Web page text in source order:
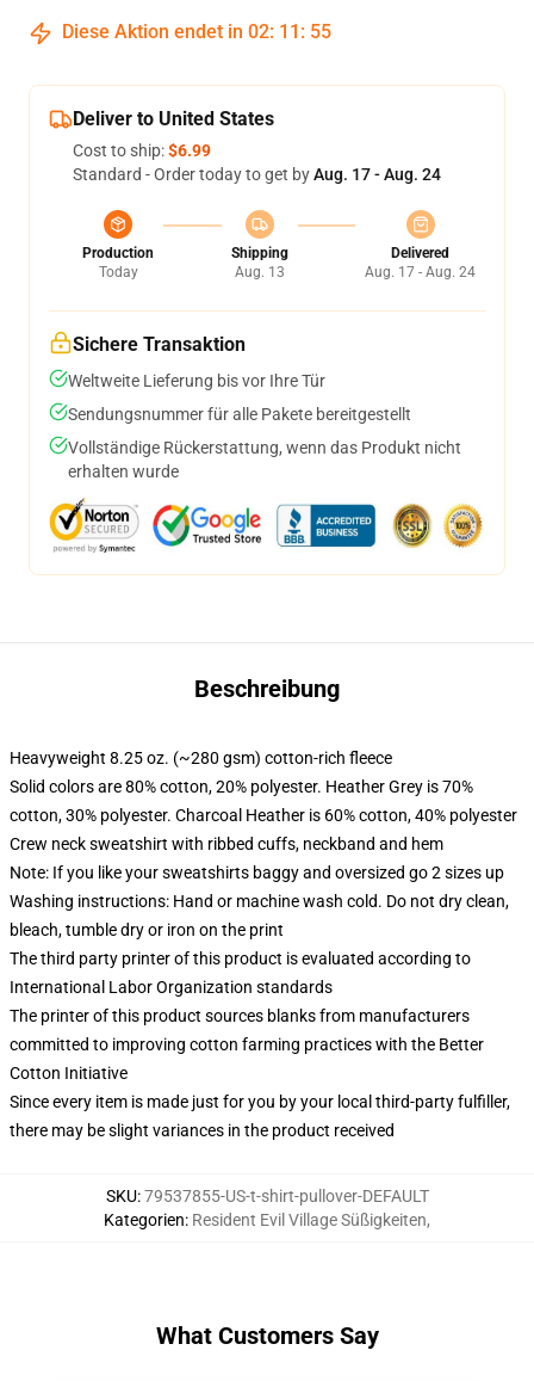
Diese Aktion endet in 02: 11 : 54
Deliver to United States
Cost to ship:$6.99
Standard - Order today to get byAug. 17 - Aug. 24
Production
Today
Shipping
Aug. 13
Delivered
Aug. 17 - Aug. 24
Sichere Transaktion
Weltweite Lieferung bis vor Ihre Tür
Sendungsnummer für alle Pakete bereitgestellt
Vollständige Rückerstattung, wenn das Produkt nicht
erhalten wurde
Beschreibung
Heavyweight 8.25 oz. (~280 gsm) cotton-rich fleece
Solid colors are 80% cotton, 20% polyester. Heather Grey is 70%
cotton, 30% polyester. Charcoal Heather is 60% cotton, 40% polyester
Crew neck sweatshirt with ribbed cuffs, neckband and hem
Note: If you like your sweatshirts baggy and oversized go 2 sizes up
Washing instructions: Hand or machine wash cold. Do not dry clean,
bleach, tumble dry or iron on the print
The third party printer of this product is evaluated according to
International Labor Organization standards
The printer of this product sources blanks from manufacturers
committed to improving cotton farming practices with the Better
Cotton Initiative
Since every item is made just for you by your local third-party fulfiller,
there may be slight variances in the product received
SKU:79537855-US-t-shirt-pullover-DEFAULT
Kategorien: Resident Evil Village Süßigkeiten,
What Customers Say